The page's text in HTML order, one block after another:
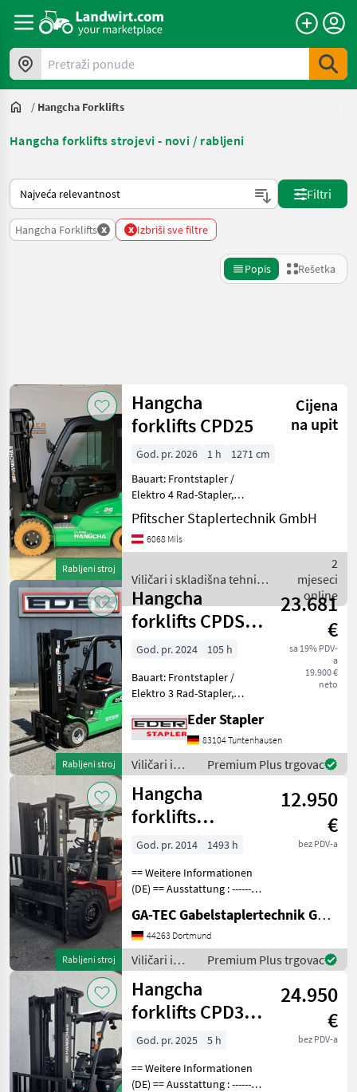
Pretraži ponude
/ Hangcha Forklifts
Hangcha forklifts strojevi - novi / rabljeni
Tako se sortira na Landwirt.com
Filtri
Hangcha Forklifts x x Izbriši sve filtre
Popis Rešetka
Kategorija 1 Država
TRENUTNA
STAZA
Hangcha
Forklifts
ODABERITE
KATEGORIJU
Poljoprivredna tehnika
29
MARKETPLACE
Marketplace
Ponude
trgovaca
Mali
Poništi
rezultata
Rabljeni stroj
Hangcha
forklifts CPD25
Cijena
na upit
God. pr. 2026 1 h
1271 cm
Bauart: Frontstapler /
Elektro 4 Rad-Stapler,
Tragkraft: 2500kg, Hubhöhe:
5000mm, Bauhöhe:
2300mm, Freihub: 1639mm,
Batterie: Lithium-Ionen Bj. 2
Pfitscher Staplertechnik GmbH
6068 Mils
Viličari i skladišna tehnika
/ Hangcha forklifts
2
mjeseci
online
Rabljeni stroj
Hangcha
forklifts CPDS
20-XCC2GSI
23.681
€
sa 19% PDV-
a
19.900 €
neto
God. pr. 2024
105 h
Bauart: Frontstapler /
Elektro 3 Rad-Stapler,
4700mm, Bauhöhe:
2040mm, Freihub: 1190mm,
Gabellänge: 1220mm,
Bereifung vorne:
Superelastik
Eder Stapler
83104 Tuntenhausen
Viličari i
skladišna
tehnika /
Hangcha
forklifts
Premium Plus trgovac
Rabljeni stroj
Hangcha
forklifts
CPQYD50
12.950
€
bez PDV-a
God. pr. 2014
1493 h
== Weitere Informationen
(DE) == Ausstattung : ----------
Arbeitsscheinwerfer vorne
Anbaugeräte : ------------- -
Seitenschieber -
GA-TEC Gabelstaplertechnik GmbH
44263 Dortmund
Viličari i
skladišna
tehnika /
Hangcha
forklifts
Premium Plus trgovac
Hangcha
forklifts CPD38-
XEY2HA-SI
24.950
€
bez PDV-a
God. pr. 2025
5 h
== Weitere Informationen
(DE) == Ausstattung : ----------